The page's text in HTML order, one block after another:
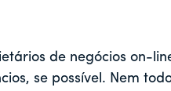
de negócios on-
se possível. Nem